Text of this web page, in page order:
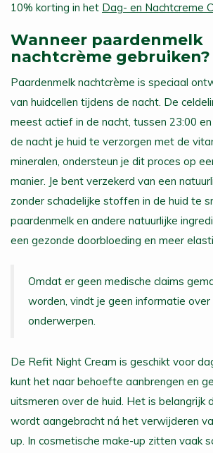
10% korting in het Dag- en Nachtcreme
Wanneer paardenmelk
nachtcrème gebruiken?
Paardenmelk nachtcrème is speciaal
van huidcellen tijdens de nacht. De
meest actief in de nacht, tussen 23:00 en
de nacht je huid te verzorgen met de
mineralen, ondersteun je dit proces op
manier. Je bent verzekerd van een
zonder schadelijke stoffen in de huid te
paardenmelk en andere natuurlijke
een gezonde doorbloeding en meer
Omdat er geen medische claims
worden, vindt je geen informatie over
onderwerpen.
De Refit Night Cream is geschikt voor
kunt het naar behoefte aanbrengen en
uitsmeren over de huid. Het is belangrijk
wordt aangebracht ná het verwijderen
up. In cosmetische make-up zitten vaak